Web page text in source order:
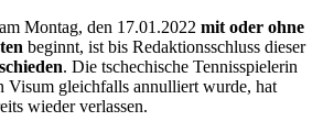
am Montag, den 17.01.2022 mit oder ohne
beginnt, ist bis Redaktionsschluss dieser
. Die tschechische Tennisspielerin
Visum gleichfalls annulliert wurde, hat
wieder verlassen.